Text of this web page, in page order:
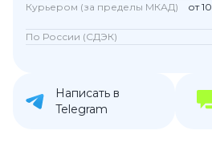
Курьером (за пределы МКАД)
от
По России (СДЭК)
Написать в
Telegram